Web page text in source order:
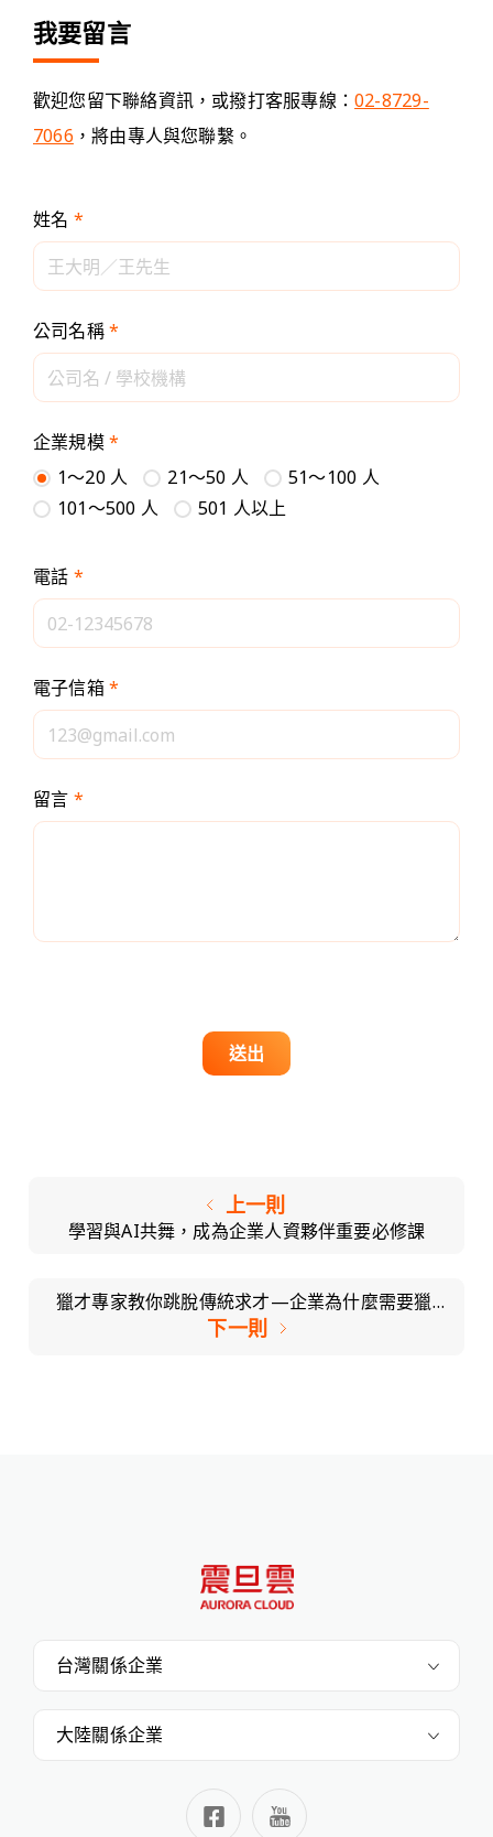
我要留言
歡迎您留下聯絡資訊，或撥打客服專線：02-8729-
7066 ，將由專人與您聯繫。
姓名 *
公司名稱*
企業規模*
1～20 人
21～50 人
51～100 人
101～500 人
501 人以上
電話 *
電子信箱*
留言 *
送出
上一則
學習與AI共舞，成為企業人資夥伴重要必修課
獵才專家教你跳脫傳統求才—企業為什麼需要獵才
下一則
台灣關係企業
大陸關係企業